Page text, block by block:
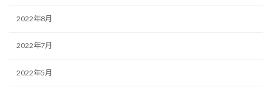
2022年8月
2022年7月
2022年5月